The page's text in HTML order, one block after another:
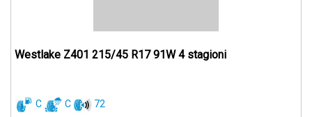
Westlake Z401 215/45 R17 91W 4 stagioni
C C 72